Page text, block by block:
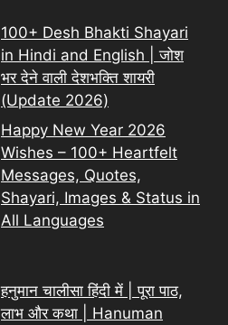
100+ Desh Bhakti Shayari
in Hindi and English | जोश
भर देने वाली देशभक्ति शायरी
(Update 2026)
Happy New Year 2026
Wishes – 100+ Heartfelt
Messages, Quotes,
Shayari, Images & Status in
All Languages
हनुमान चालीसा हिंदी में | पूरा पाठ,
लाभ और कथा | Hanuman